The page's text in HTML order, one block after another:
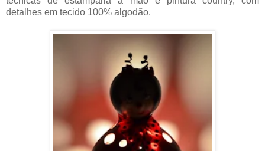
detalhes em tecido 100% algodão.